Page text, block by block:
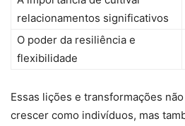
relacionamentos significativos
O poder da resiliência e
flexibilidade
Essas lições e transformações
crescer como indivíduos, mas